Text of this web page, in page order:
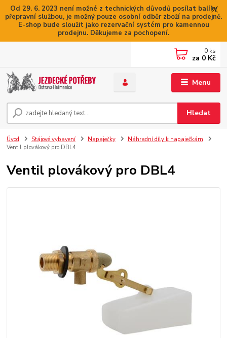
Od 29. 6. 2023 není možné z technických důvodů posílat balíky
přepravní službou, je možný pouze osobní odběr zboží na prodejně.
E-shop bude sloužit jako rezervační systém pro kamennou
prodejnu. Děkujeme za pochopení.
Menu
Hledat
0 ks
za 0 Kč
Úvod Stájové vybavení Napaječky
Náhradní díly k napaječkám
Ventil plovákový pro DBL4
Ventil plovákový pro DBL4